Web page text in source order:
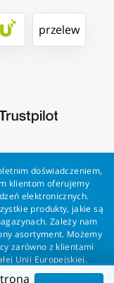
przelew
doświadczeniem,
klientom oferujemy
elektronicznych.
produkty, jakie są
Zależy nam
asortyment. Możemy
zarówno z klientami
Unii Europejskiej.
klienta oraz szybką i